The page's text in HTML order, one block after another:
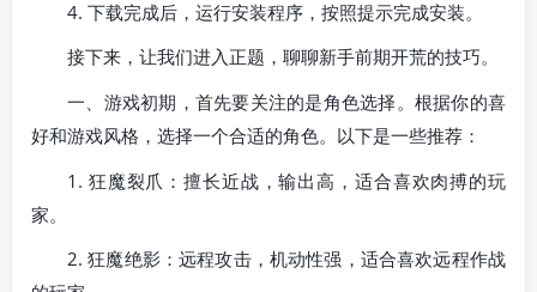
4. 下载完成后，运行安装程序，按照提示完成安装。
接下来，让我们进入正题，聊聊新手前期开荒的技巧。
一、游戏初期，首先要关注的是角色选择。根据你的喜
好和游戏风格，选择一个合适的角色。以下是一些推荐：
1. 狂魔裂爪：擅长近战，输出高，适合喜欢肉搏的玩
家。
2. 狂魔绝影：远程攻击，机动性强，适合喜欢远程作战